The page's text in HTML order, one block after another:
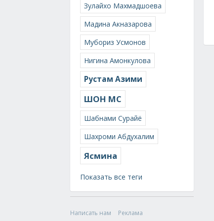
Зулайхо Махмадшоева
Мадина Акназарова
Мубориз Усмонов
Нигина Амонкулова
Рустам Азими
ШОН МС
Шабнами Сурайё
Шахроми Абдухалим
Ясмина
Показать все теги
Написать нам
Реклама